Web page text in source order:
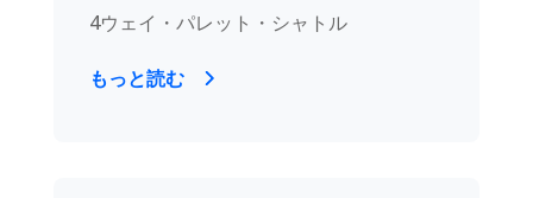
4ウェイ・パレット・シャトル
もっと読む